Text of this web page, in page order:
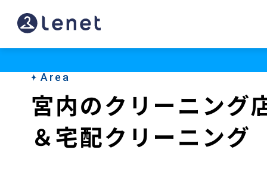
宮
内
Area
宮内のクリーニング
＆宅配クリーニング